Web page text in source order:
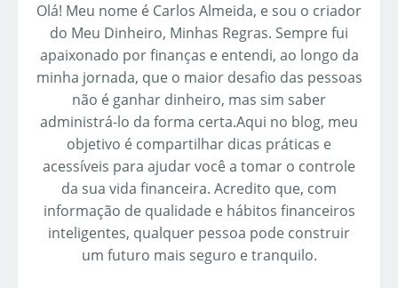
Olá! Meu nome é Carlos Almeida, e sou o criador
do Meu Dinheiro, Minhas Regras. Sempre fui
apaixonado por finanças e entendi, ao longo da
minha jornada, que o maior desafio das pessoas
não é ganhar dinheiro, mas sim saber
administrá-lo da forma certa.Aqui no blog, meu
objetivo é compartilhar dicas práticas e
acessíveis para ajudar você a tomar o controle
da sua vida financeira. Acredito que, com
informação de qualidade e hábitos financeiros
inteligentes, qualquer pessoa pode construir
um futuro mais seguro e tranquilo.